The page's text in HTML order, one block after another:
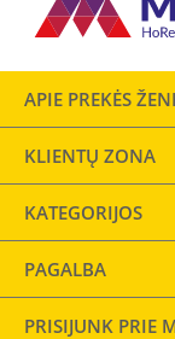
APIE PREKĖS
KLIENTŲ ZONA
KATEGORIJOS
PAGALBA
PRISIJUNK PRIE